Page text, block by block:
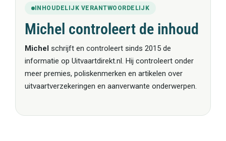
INHOUDELIJK VERANTWOORDELIJK
Michel controleert de inhoud
Michelschrijft en controleert sinds 2015 de
informatie op Uitvaartdirekt.nl. Hij controleert onder
meer premies, poliskenmerken en artikelen over
uitvaartverzekeringen en aanverwante onderwerpen.